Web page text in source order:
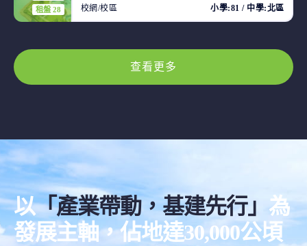
租盤 28
校網/校區
小學:81 / 中學:北區
查看更多
以「產業帶動，基建先行」 為
發展主軸，佔地達30,000公頃